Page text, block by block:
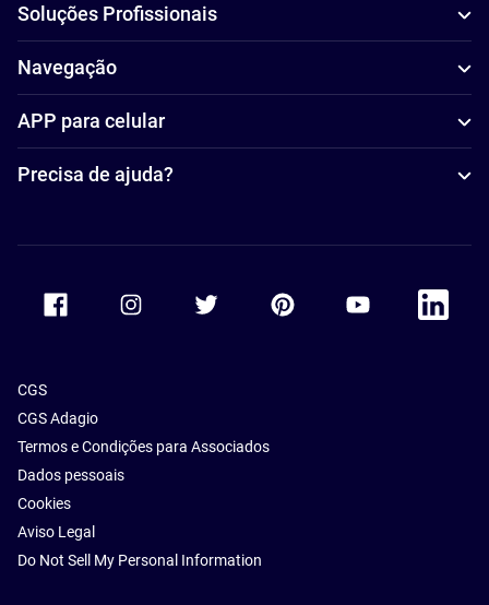
Soluções Profissionais
Navegação
APP para celular
Precisa de ajuda?
Accor Youtube
Accor
CGS
CGS Adagio
Termos e Condições para Associados
Dados pessoais
Cookies
Aviso Legal
Do Not Sell My Personal Information